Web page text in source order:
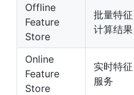
Offline
Feature
Store
批量特征
计算结果
Online
Feature
Store
实时特征
服务